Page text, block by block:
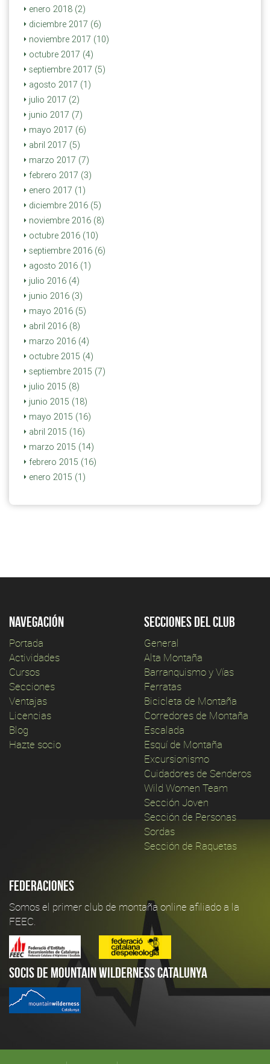
enero 2018 (2)
diciembre 2017 (6)
noviembre 2017 (10)
octubre 2017 (4)
septiembre 2017 (5)
agosto 2017 (1)
julio 2017 (2)
junio 2017 (7)
mayo 2017 (6)
abril 2017 (5)
marzo 2017 (7)
febrero 2017 (3)
enero 2017 (1)
diciembre 2016 (5)
noviembre 2016 (8)
octubre 2016 (10)
septiembre 2016 (6)
agosto 2016 (1)
julio 2016 (4)
junio 2016 (3)
mayo 2016 (5)
abril 2016 (8)
marzo 2016 (4)
octubre 2015 (4)
septiembre 2015 (7)
julio 2015 (8)
junio 2015 (18)
mayo 2015 (16)
abril 2015 (16)
marzo 2015 (14)
febrero 2015 (16)
enero 2015 (1)
Navegación
Portada
Actividades
Cursos
Secciones
Ventajas
Licencias
Blog
Hazte socio
Secciones del club
General
Alta Montaña
Barranquismo y Vías
Ferratas
Bicicleta de Montaña
Corredores de Montaña
Escalada
Esquí de Montaña
Excursionismo
Cuidadores de Senderos
Wild Women Team
Sección Joven
Sección de Personas
Sordas
Sección de Raquetas
Federaciones
Somos el primer club de montaña online afiliado a la
FEEC.
Socis de Mountain Wilderness Catalunya